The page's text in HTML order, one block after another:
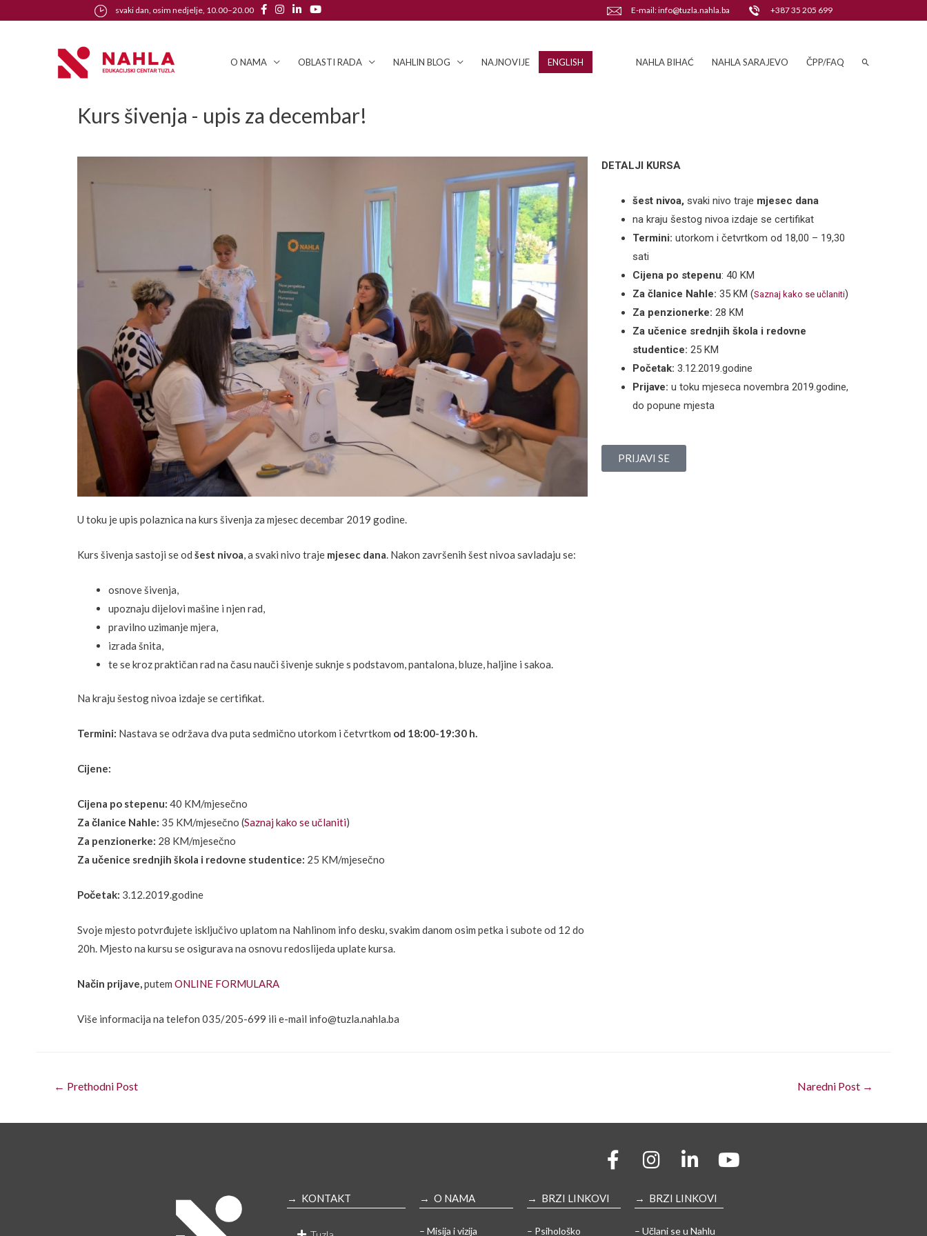
svaki dan, osim nedjelje, 10.00–20.00 E-mail: info@tuzla.nahla.ba +387 35 205 699
O NAMA OBLASTI RADA NAHLIN BLOG NAJNOVIJE ENGLISH NAHLA BIHAĆ NAHLA SARAJEVO ČPP/FAQ
Kurs šivenja - upis za decembar!
U toku je upis polaznica na kurs šivenja za mjesec decembar 2019 godine.
Kurs šivenja sastoji se od šest nivoa, a svaki nivo traje mjesec dana. Nakon završenih šest nivoa savladaju se:
osnove šivenja,
upoznaju dijelovi mašine i njen rad,
pravilno uzimanje mjera,
izrada šnita,
te se kroz praktičan rad na času nauči šivenje suknje s podstavom, pantalona, bluze, haljine i sakoa.
Na kraju šestog nivoa izdaje se certifikat.
Termini: Nastava se održava dva puta sedmično utorkom i četvrtkom od 18:00-19:30 h.
Cijene:
Cijena po stepenu: 40 KM/mjesečno
Za članice Nahle: 35 KM/mjesečno (Saznaj kako se učlaniti)
Za penzionerke: 28 KM/mjesečno
Za učenice srednjih škola i redovne studentice: 25 KM/mjesečno
Početak: 3.12.2019.godine
Svoje mjesto potvrđujete isključivo uplatom na Nahlinom info desku, svakim danom osim petka i subote od 12 do
20h. Mjesto na kursu se osigurava na osnovu redoslijeda uplate kursa.
Način prijave,putem ONLINE FORMULARA
Više informacija na telefon 035/205-699 ili e-mail info@tuzla.nahla.ba
DETALJI KURSA
šest nivoa, svaki nivo traje mjesec dana
na kraju šestog nivoa izdaje se certifikat
Termini: utorkom i četvrtkom od 18,00 – 19,30
sati
Cijena po stepenu: 40 KM
Za članice Nahle: 35 KM (Saznaj kako se učlaniti)
Za penzionerke: 28 KM
Za učenice srednjih škola i redovne
studentice: 25 KM
Početak: 3.12.2019.godine
Prijave: u toku mjeseca novembra 2019.godine,
do popune mjesta
PRIJAVI SE
← Prethodni Post Naredni Post →
→ KONTAKT → O NAMA
– Misija i vizija
→ BRZI LINKOVI
– Psihološko
→ BRZI LINKOVI
– Učlani se u Nahlu